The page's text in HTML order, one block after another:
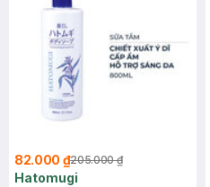
82.000 ₫205.000 ₫
Hatomugi